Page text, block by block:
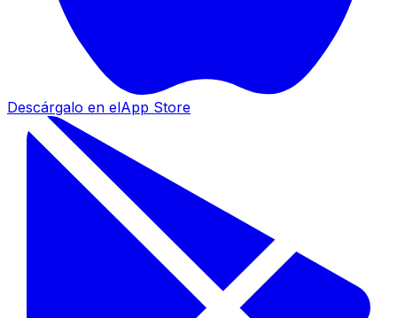
Descárgalo en elApp Store